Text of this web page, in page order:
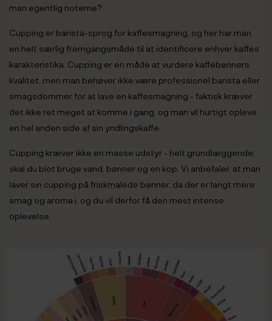
man egentlig noterne?
Cupping er barista-sprog for kaffesmagning, og her har man
en helt særlig fremgangsmåde til at identificere enhver kaffes
karakteristika. Cupping er en måde at vurdere kaffebønners
kvalitet, men man behøver ikke være professionel barista eller
smagsdommer for at lave en kaffesmagning - faktisk kræver
det ikke ret meget at komme i gang, og man vil hurtigt opleve
en hel anden side af sin yndlingskaffe.
Cupping kræver ikke en masse udstyr - helt grundlæggende,
skal du blot bruge vand, bønner og en kop. Vi anbefaler, at man
laver sin cupping på friskmalede bønner, da der er langt mere
smag og aroma i, og du vil derfor få den mest intense
oplevelse.